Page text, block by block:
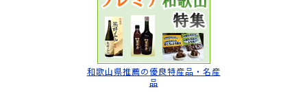
和歌山県推薦の優良特産品・名産
品